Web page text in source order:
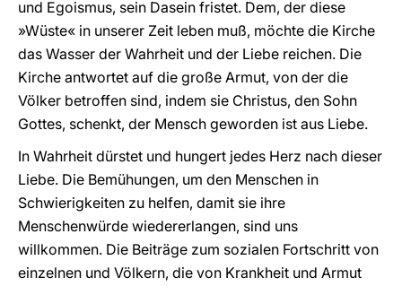
und Egoismus, sein Dasein fristet. Dem, der diese
»Wüste« in unserer Zeit leben muß, möchte die Kirche
das Wasser der Wahrheit und der Liebe reichen. Die
Kirche antwortet auf die große Armut, von der die
Völker betroffen sind, indem sie Christus, den Sohn
Gottes, schenkt, der Mensch geworden ist aus Liebe.
In Wahrheit dürstet und hungert jedes Herz nach dieser
Liebe. Die Bemühungen, um den Menschen in
Schwierigkeiten zu helfen, damit sie ihre
Menschenwürde wiedererlangen, sind uns
willkommen. Die Beiträge zum sozialen Fortschritt von
einzelnen und Völkern, die von Krankheit und Armut